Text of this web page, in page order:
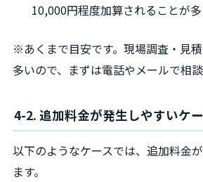
10,000円程度加算されることが
※あくまで目安です。現場調査・見
多いので、まずは電話やメールで相談
4-2. 追加料金が発生しやすいケ
以下のようなケースでは、追加料金
ます。